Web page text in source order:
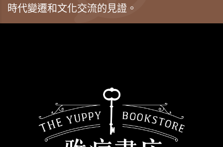
時代變遷和文化交流的見證。